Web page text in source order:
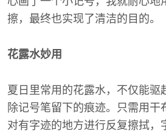
擦，最终也实现了清洁的目的。
花露水妙用
夏日里常用的花露水，不仅能驱
除记号笔留下的痕迹。只需用干
对有字迹的地方进行反复擦拭，